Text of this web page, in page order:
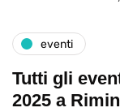
eventi
Tutti gli
2025 a